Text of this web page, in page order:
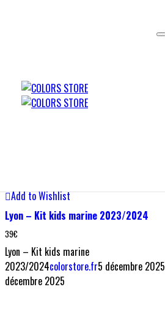
LIGUE 1
Afficher La Barre Latérale
Add to Wishlist
Lyon – Kit kids marine 2023/2024
39€
Lyon – Kit kids marine
2023/2024colorstore.fr5 décembre 2025
décembre 2025